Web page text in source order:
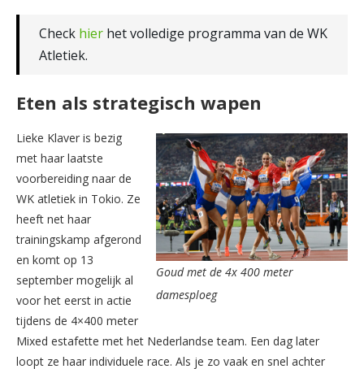
Check hier het volledige programma van de WK
Atletiek.
Eten als strategisch wapen
Goud met de 4x 400 meter
damesploeg
Lieke Klaver is bezig
met haar laatste
voorbereiding naar de
WK atletiek in Tokio. Ze
heeft net haar
trainingskamp afgerond
en komt op 13
september mogelijk al
voor het eerst in actie
tijdens de 4×400 meter
Mixed estafette met het Nederlandse team. Een dag later
loopt ze haar individuele race. Als je zo vaak en snel achter